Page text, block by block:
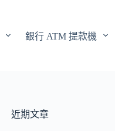
銀行 ATM 提款機
近期文章